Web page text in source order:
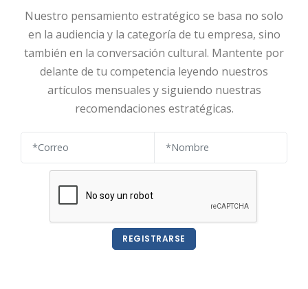
Nuestro pensamiento estratégico se basa no solo
en la audiencia y la categoría de tu empresa, sino
también en la conversación cultural. Mantente por
delante de tu competencia leyendo nuestros
artículos mensuales y siguiendo nuestras
recomendaciones estratégicas.
REGISTRARSE